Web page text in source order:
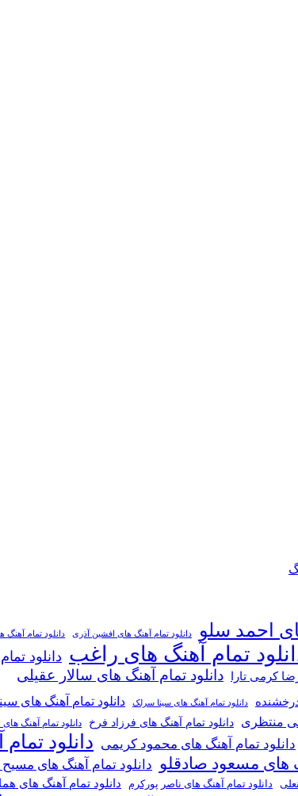
احمد سلو دانلود تمام آهنگ های افشین آذری دانلود تمام آهنگ
تمام آهنگ های راغب دانلود
کرمی تارا دانلود تمام آهنگ های سالار عقیلی
دانلود تمام آهنگ های سینا سرلک دانلود تمام آهنگ های
منتظری دانلود تمام آهنگ های فرزاد فرخ دانلود تمام آهنگ
دانلود تمام آهنگ های محمود کریمی دانلود
های مسعود صادقلو دانلود تمام آهنگ های
دانلود تمام آهنگ های ناصر پورکرم دانلود تمام آهنگ های